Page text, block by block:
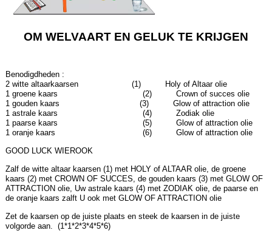
OM WELVAART EN GELUK TE KRIJGEN
Benodigdheden :
2 witte altaarkaarsen (1) Holy of Altaar olie
1 groene kaars (2) Crown of succes olie
1 gouden kaars (3) Glow of attraction olie
1 astrale kaars (4) Zodiak olie
1 paarse kaars (5) Glow of attraction olie
1 oranje kaars (6) Glow of attraction olie
GOOD LUCK WIEROOK
Zalf de witte altaar kaarsen (1) met HOLY of ALTAAR olie, de groene
kaars (2) met CROWN OF SUCCES, de gouden kaars (3) met GLOW OF
ATTRACTION olie, Uw astrale kaars (4) met ZODIAK olie, de paarse en
de oranje kaars zalft U ook met GLOW OF ATTRACTION olie
Zet de kaarsen op de juiste plaats en steek de kaarsen in de juiste
volgorde aan. (1*1*2*3*4*5*6)